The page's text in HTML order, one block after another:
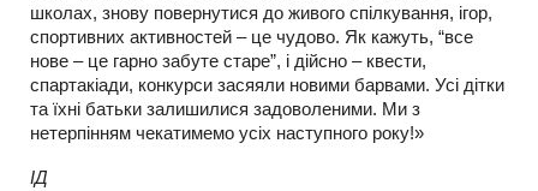
школах, знову повернутися до живого спілкування, ігор,
спортивних активностей – це чудово. Як кажуть, “все
нове – це гарно забуте старе”, і дійсно – квести,
спартакіади, конкурси засяяли новими барвами. Усі дітки
та їхні батьки залишилися задоволеними. Ми з
нетерпінням чекатимемо усіх наступного року!»
ІД